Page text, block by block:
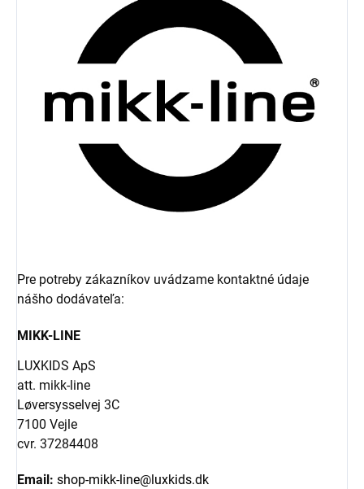
Pre potreby zákazníkov uvádzame kontaktné údaje
nášho dodávateľa:
MIKK-LINE
LUXKIDS ApS
att. mikk-line
Løversysselvej 3C
7100 Vejle
cvr. 37284408
Email: shop-mikk-line@luxkids.dk